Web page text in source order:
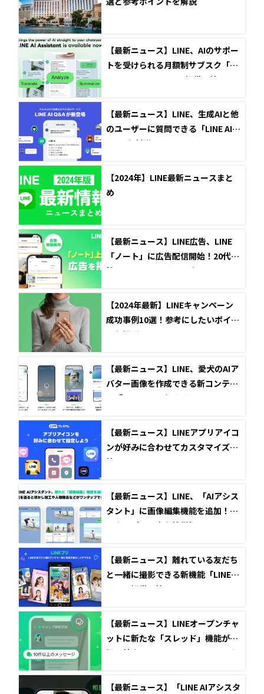
【最新ニュース】LINE、AIのサポー
トを受けられる月額制サブスク「LI
NE AI Assistant」の提供開始
【最新ニュース】LINE、生成AIと他
のユーザーに質問できる「LINE AI Q
&A」を新導入
【2024年】LINE最新ニュースまと
め
【最新ニュース】LINE広告、LINE
「ノート」に広告配信開始！20代女
性ユーザーへのリーチ強化へ
【2024年最新】LINEキャンペーン
成功事例10選！参考にしたいポイン
トを解説！
【最新ニュース】LINE、愛犬のAIア
バター画像を作成できる新コンテン
ツ「AIペット」をリリース
【最新ニュース】LINEアプリアイコ
ンが好みに合わせてカスタマイズ可
能に
【最新ニュース】LINE、「AIアシス
タント」に画像編集機能を追加！ワ
ンタップで写真を簡単加工
【最新ニュース】離れている友だち
と一緒に撮影できる新機能「LINEプ
リ」の提供開始
【最新ニュース】LINEオープンチャ
ットに新たな「スレッド」機能が登
場！特定のテーマについてのコアな
【最新ニュース】「LINE AIアシスタ